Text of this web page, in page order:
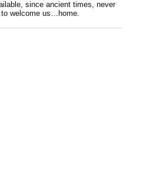
since ancient times, never
welcome us…home.